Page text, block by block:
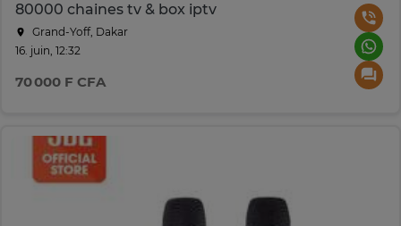
80000 chaines tv & box iptv
Grand-Yoff, Dakar
16. juin, 12:32
70 000 F CFA